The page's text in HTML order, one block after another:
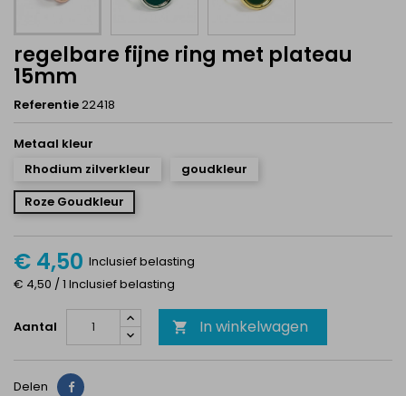
regelbare fijne ring met plateau
15mm
Referentie22418
Metaal kleur
Rhodium zilverkleur
goudkleur
Roze Goudkleur
€ 4,50 Inclusief belasting
€ 4,50 / 1 Inclusief belasting
Aantal  In winkelwagen
Delen Delen